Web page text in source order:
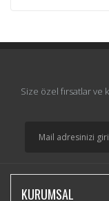
Size özel fırsatlar ve
KURUMSAL